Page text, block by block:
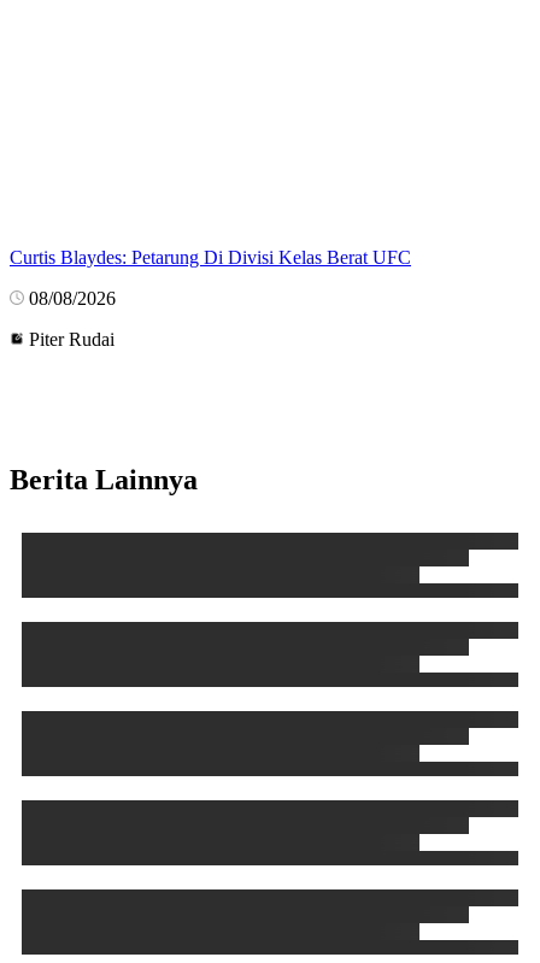
Curtis Blaydes: Petarung Di Divisi Kelas Berat UFC
08/08/2026
Piter Rudai
Berita Lainnya